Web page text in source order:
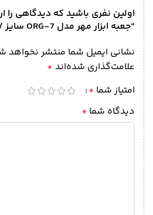
اولین نفری باشید که دیدگاهی را
“جعبه ابزار مهر مدل ORG-7 سایز ۷ اینچ”
نشانی ایمیل شما منتشر نخواهد
علامت‌گذاری شده‌اند *
امتیاز شما *
دیدگاه شما *